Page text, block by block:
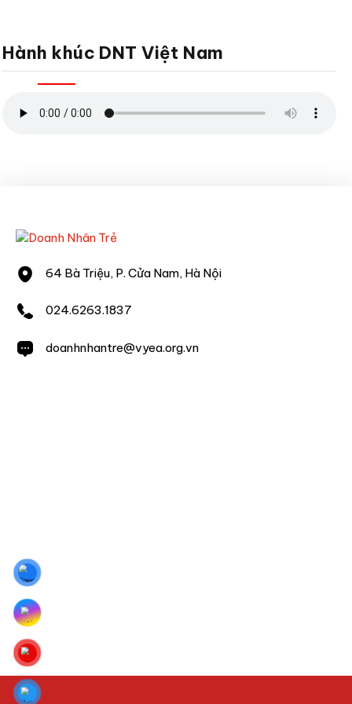
Hành khúc DNT Việt Nam
64 Bà Triệu, P. Cửa Nam, Hà Nội
024.6263.1837
doanhnhantre@vyea.org.vn